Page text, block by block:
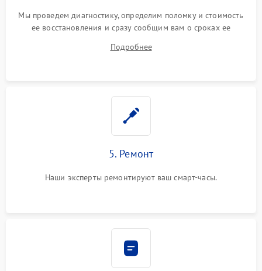
Мы проведем диагностику, определим поломку и стоимость
ее восстановления и сразу сообщим вам о сроках ее
Подробнее
5. Ремонт
Наши эксперты ремонтируют ваш смарт-часы.